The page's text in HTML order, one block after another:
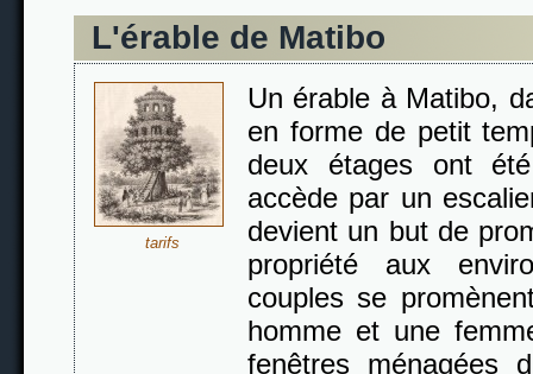
L'érable de Matibo
tarifs
Un érable à Matibo,
en forme de petit
deux étages ont
accède par un
devient un but de
propriété aux
couples se
homme et une
fenêtres ménagées